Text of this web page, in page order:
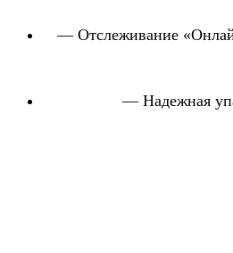
— Отслеживание
— Надежная